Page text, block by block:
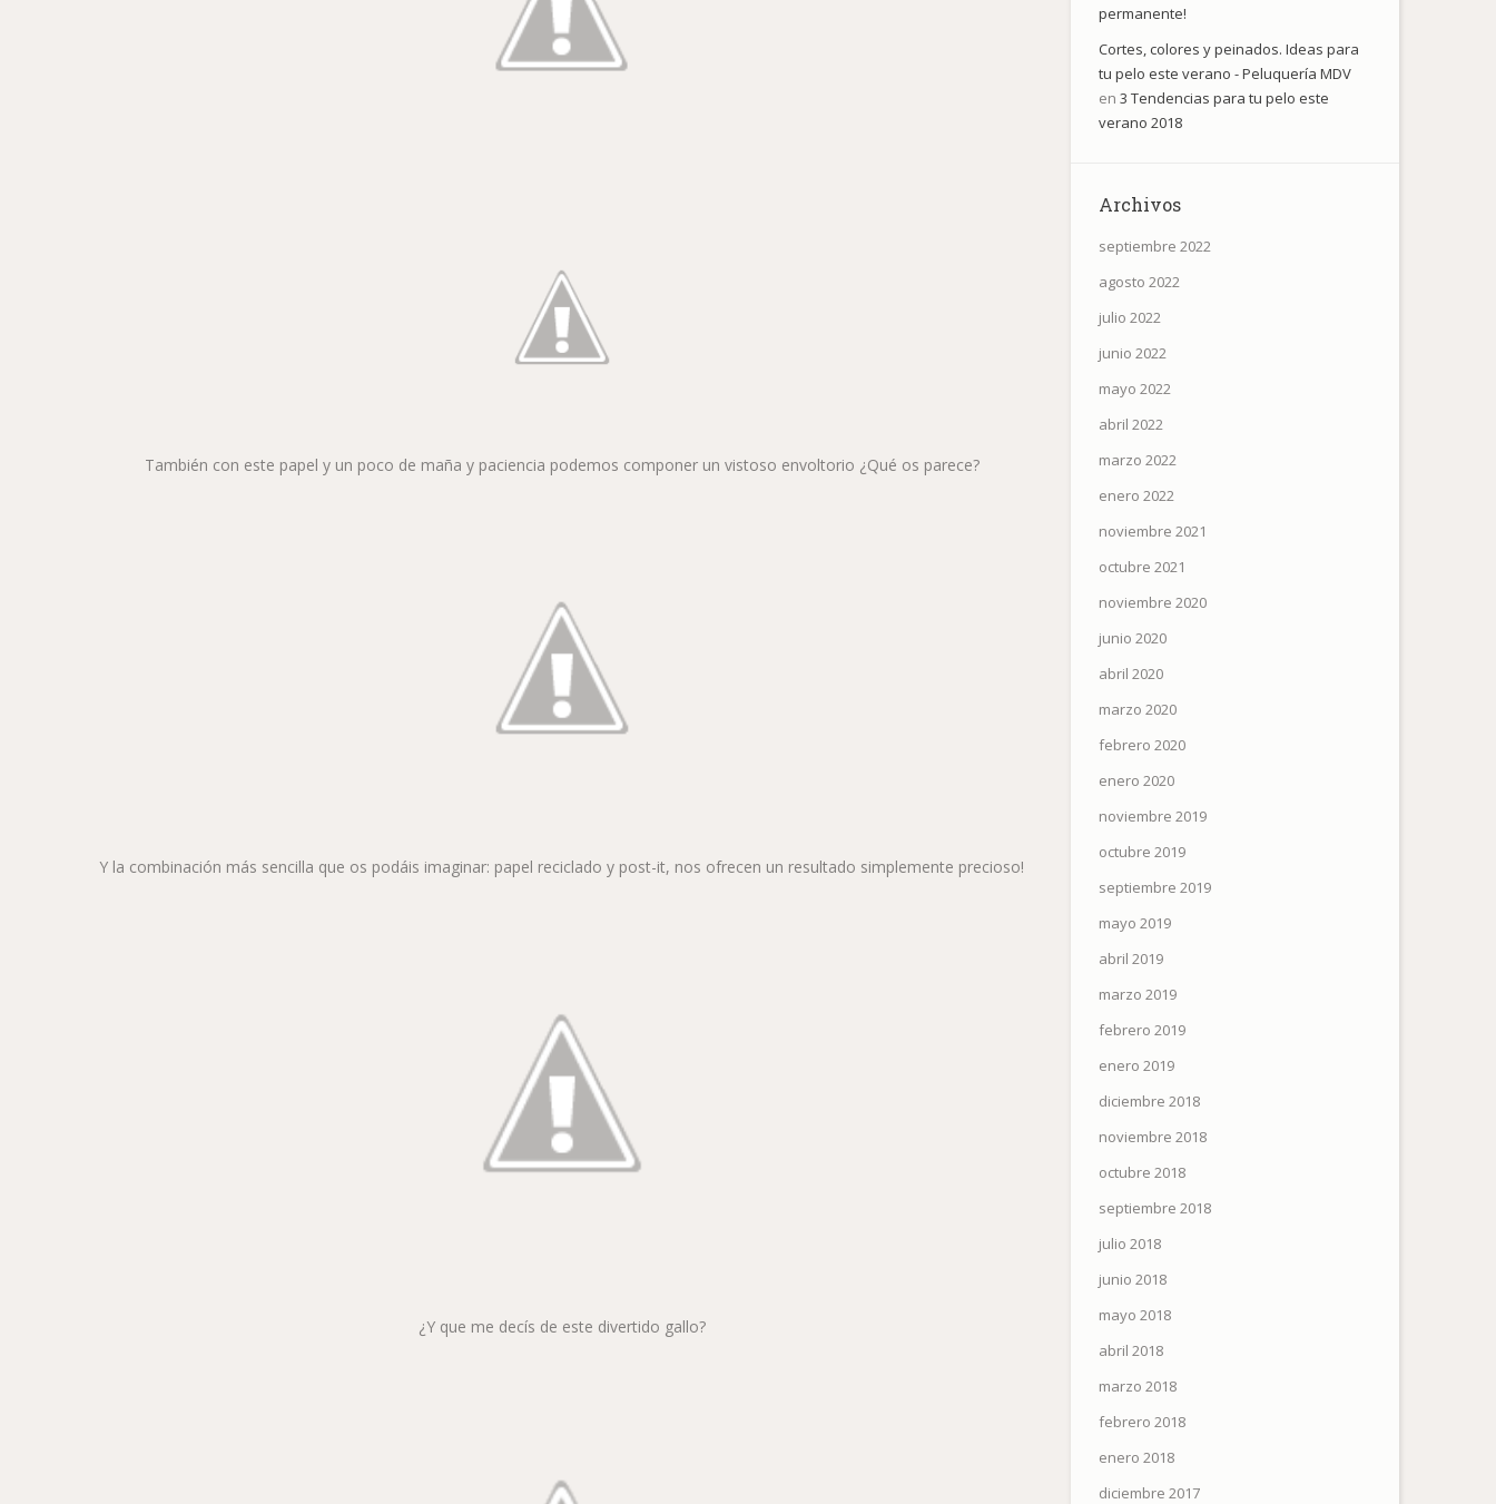
También con este papel y un poco de maña y paciencia podemos componer un vistoso envoltorio ¿Qué os parece?
Y la combinación más sencilla que os podáis imaginar: papel reciclado y post-it, nos ofrecen un resultado simplemente precioso!
¿Y que me decís de este divertido gallo?
permanente!
Cortes, colores y peinados. Ideas para
tu pelo este verano - Peluquería MDV
en3 Tendencias para tu pelo este
verano 2018
Archivos
septiembre 2022
agosto 2022
julio 2022
junio 2022
mayo 2022
abril 2022
marzo 2022
enero 2022
noviembre 2021
octubre 2021
noviembre 2020
junio 2020
abril 2020
marzo 2020
febrero 2020
enero 2020
noviembre 2019
octubre 2019
septiembre 2019
mayo 2019
abril 2019
marzo 2019
febrero 2019
enero 2019
diciembre 2018
noviembre 2018
octubre 2018
septiembre 2018
julio 2018
junio 2018
mayo 2018
abril 2018
marzo 2018
febrero 2018
enero 2018
diciembre 2017